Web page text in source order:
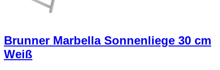
Brunner Marbella Sonnenliege 30 cm
Weiß